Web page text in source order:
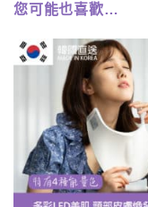
您可能也喜歡…